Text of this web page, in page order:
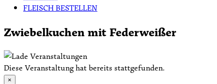
FLEISCH BESTELLEN
Zwiebelkuchen mit Federweißer
Diese Veranstaltung hat bereits stattgefunden.
×